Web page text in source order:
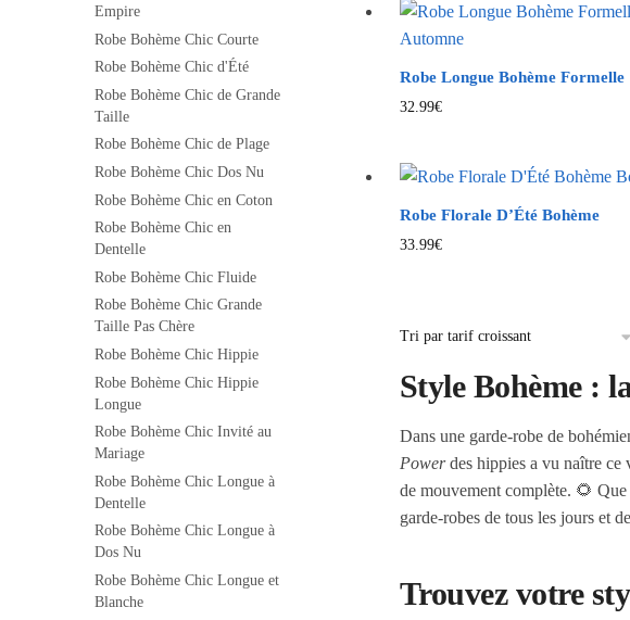
Robe Longue Bohème Formelle
32.99€
Robe Florale D’Été Bohème
33.99€
Style Bohème :
Dans une garde-robe de
Powerdes hippies a vu naître ce
de mouvement complète. 🌻
garde-robes de tous les jours et
Trouvez votre
Empire
Robe Bohème Chic Courte
Robe Bohème Chic d'Été
Robe Bohème Chic de Grande
Taille
Robe Bohème Chic de Plage
Robe Bohème Chic Dos Nu
Robe Bohème Chic en Coton
Robe Bohème Chic en
Dentelle
Robe Bohème Chic Fluide
Robe Bohème Chic Grande
Taille Pas Chère
Robe Bohème Chic Hippie
Robe Bohème Chic Hippie
Longue
Robe Bohème Chic Invité au
Mariage
Robe Bohème Chic Longue à
Dentelle
Robe Bohème Chic Longue à
Dos Nu
Robe Bohème Chic Longue et
Blanche